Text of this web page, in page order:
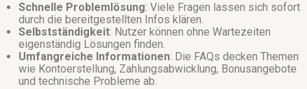
Schnelle Problemlösung: Viele Fragen lassen sich sofort
durch die bereitgestellten Infos klären.
Selbstständigkeit: Nutzer können ohne Wartezeiten
eigenständig Lösungen finden.
Umfangreiche Informationen: Die FAQs decken Themen
wie Kontoerstellung, Zahlungsabwicklung, Bonusangebote
und technische Probleme ab.